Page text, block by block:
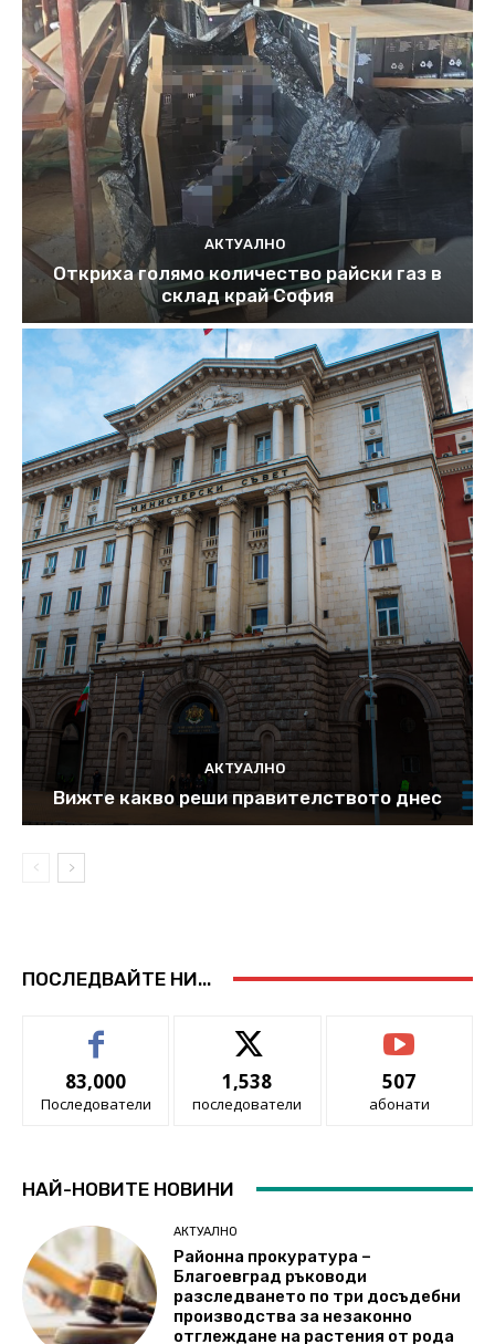
АКТУАЛНО
Откриха голямо количество райски газ в
склад край София
АКТУАЛНО
Вижте какво реши правителството днес
ПОСЛЕДВАЙТЕ НИ...
83,000
Последователи
1,538
последователи
507
абонати
НАЙ-НОВИТЕ НОВИНИ
АКТУАЛНО
Районна прокуратура –
Благоевград ръководи
разследването по три досъдебни
производства за незаконно
отглеждане на растения от рода